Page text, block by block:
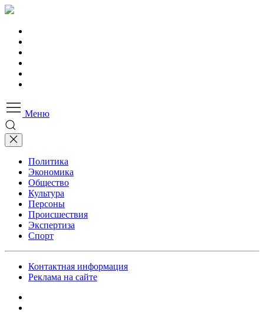
Меню
Политика
Экономика
Общество
Культура
Персоны
Происшествия
Экспертиза
Спорт
Контактная информация
Реклама на сайте